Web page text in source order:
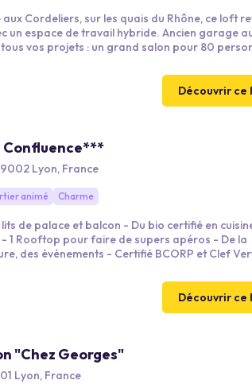
Cordeliers, sur les quais du Rhône, ce loft
un espace de travail hybride. Ancien garage
tous vos projets : un grand salon pour 80
Découvrir ce
Confluence***
Lyon, France
animé Charme
de palace et balcon - Du bio certifié en
- Certifié BCORP et Clef Verte Au
Découvrir ce
"Chez Georges"
Lyon, France